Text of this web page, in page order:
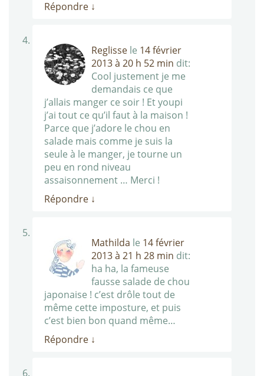
Répondre ↓
Reglisse le 14 février
2013 à 20 h 52 min dit:
Cool justement je me
demandais ce que
j’allais manger ce soir ! Et youpi
j’ai tout ce qu’il faut à la maison !
Parce que j’adore le chou en
salade mais comme je suis la
seule à le manger, je tourne un
peu en rond niveau
assaisonnement … Merci !
Répondre ↓
Mathilda le 14 février
2013 à 21 h 28 min dit:
ha ha, la fameuse
fausse salade de chou
japonaise ! c’est drôle tout de
même cette imposture, et puis
c’est bien bon quand même…
Répondre ↓